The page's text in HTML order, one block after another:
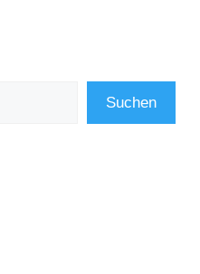
Suchen